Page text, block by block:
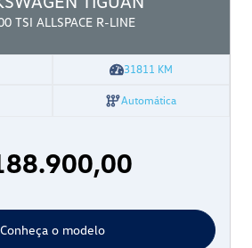
TSI ALLSPACE R-LINE
31811 KM
Automática
Conheça o modelo